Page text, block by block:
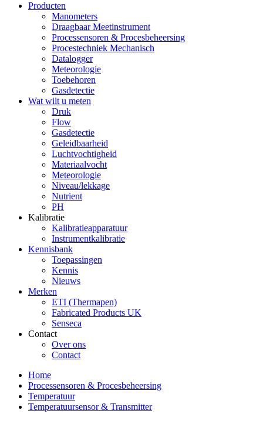
Producten
Manometers
Draagbaar Meetinstrument
Processensoren & Procesbeheersing
Procestechniek Mechanisch
Datalogger
Meteorologie
Toebehoren
Gasdetectie
Wat wilt u meten
Druk
Flow
Gasdetectie
Geleidbaarheid
Luchtvochtigheid
Materiaalvocht
Meteorologie
Niveau/lekkage
Nutrient
PH
Kalibratie
Kalibratieapparatuur
Instrumentkalibratie
Kennisbank
Toepassingen
Kennis
Nieuws
Merken
ETI (Thermapen)
Fabricated Products UK
Senseca
Contact
Over ons
Contact
Home
Processensoren & Procesbeheersing
Temperatuur
Temperatuursensor & Transmitter